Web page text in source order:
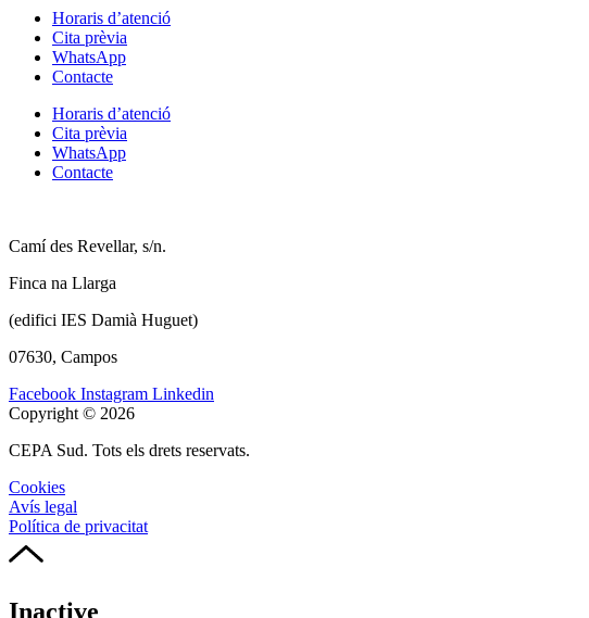
Horaris d’atenció
Cita prèvia
WhatsApp
Contacte
Horaris d’atenció
Cita prèvia
WhatsApp
Contacte
Camí des Revellar, s/n.
Finca na Llarga
(edifici IES Damià Huguet)
07630, Campos
Facebook Instagram Linkedin
Copyright © 2026
CEPA Sud. Tots els drets reservats.
Cookies
Avís legal
Política de privacitat
Inactive